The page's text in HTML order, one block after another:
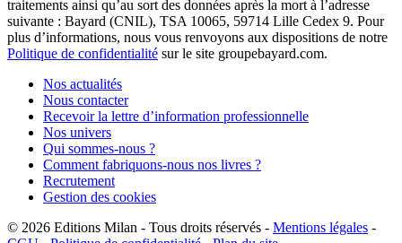
traitements ainsi qu’au sort des données après la mort à l’adresse
suivante : Bayard (CNIL), TSA 10065, 59714 Lille Cedex 9. Pour
plus d’informations, nous vous renvoyons aux dispositions de notre
Politique de confidentialité sur le site groupebayard.com.
Nos actualités
Nous contacter
Recevoir la lettre d’information professionnelle
Nos univers
Qui sommes-nous ?
Comment fabriquons-nous nos livres ?
Recrutement
Gestion des cookies
© 2026 Editions Milan - Tous droits réservés - Mentions légales -